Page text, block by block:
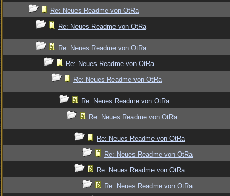
Re: Neues Readme von OtRa
Re: Neues Readme von OtRa
Re: Neues Readme von OtRa
Re: Neues Readme von OtRa
Re: Neues Readme von OtRa
Re: Neues Readme von OtRa
Re: Neues Readme von OtRa
Re: Neues Readme von OtRa
Re: Neues Readme von OtRa
Re: Neues Readme von OtRa
Re: Neues Readme von OtRa